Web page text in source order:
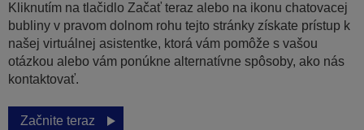
Kliknutím na tlačidlo Začať teraz alebo na ikonu chatovacej
bubliny v pravom dolnom rohu tejto stránky získate prístup k
našej virtuálnej asistentke, ktorá vám pomôže s vašou
otázkou alebo vám ponúkne alternatívne spôsoby, ako nás
kontaktovať.
Začnite teraz